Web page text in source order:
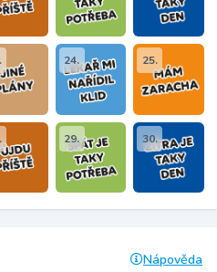
24. 25.
29. 30.
Nápověda